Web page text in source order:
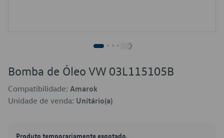
Bomba de Óleo VW 03L115105B
Compatibilidade: Amarok
Unidade de venda: Unitário(a)
Produto temporariamente esgotado.